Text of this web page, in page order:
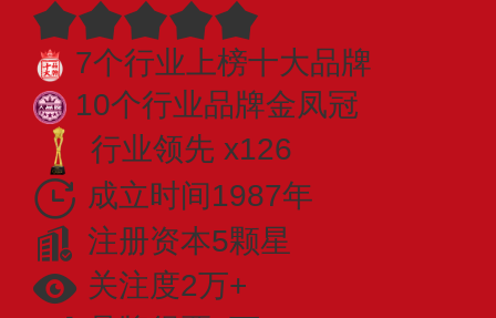
7个行业上榜十大品牌
10个行业品牌金凤冠
行业领先 x126
成立时间1987年
注册资本5颗星
关注度2万+